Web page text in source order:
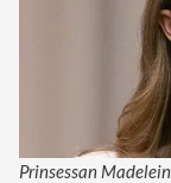
Prinsessan